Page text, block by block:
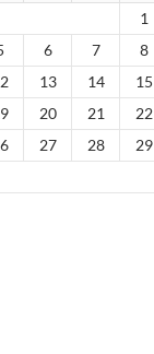
1
6 7 8
13 14 15
20 21 22
27 28 29